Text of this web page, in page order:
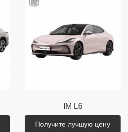
IM L6
Получите лучшую цену